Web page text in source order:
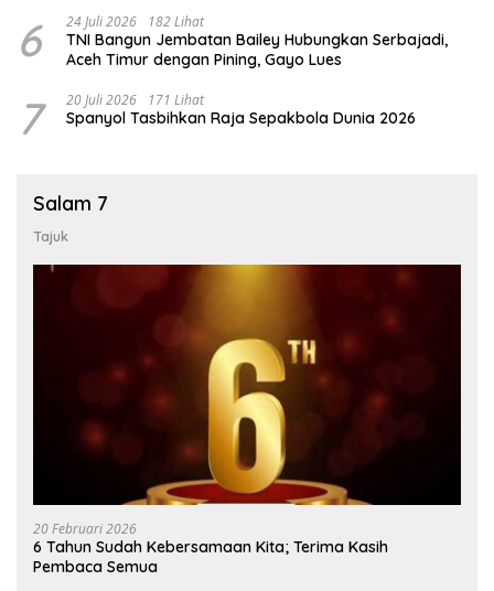
6 24 Juli 2026 182 Lihat
TNI Bangun Jembatan Bailey Hubungkan Serbajadi,
Aceh Timur dengan Pining, Gayo Lues
7 20 Juli 2026 171 Lihat
Spanyol Tasbihkan Raja Sepakbola Dunia 2026
Salam 7
Tajuk
20 Februari 2026
6 Tahun Sudah Kebersamaan Kita; Terima Kasih
Pembaca Semua